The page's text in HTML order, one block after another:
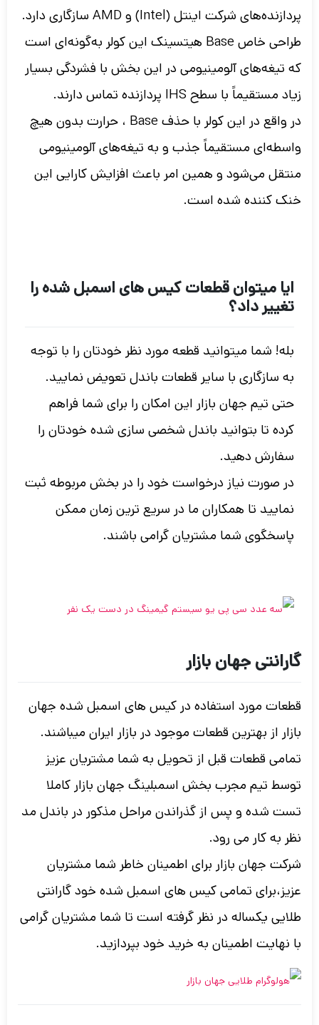
پردازنده‌های شرکت اینتل (Intel) و AMD سازگاری دارد.
طراحی خاص Base هیتسینک این کولر به‌گونه‌ای است
که تیغه‌های آلومینیومی در این بخش با فشردگی بسیار
زیاد مستقیماً با سطح IHS پردازنده تماس دارند.
در واقع در این کولر با حذف Base ، حرارت بدون هیچ
واسطه‌ای مستقیماً جذب و به تیغه‌های آلومینیومی
منتقل می‌شود و همین امر باعث افزایش کارایی این
خنک کننده شده است.
ایا میتوان قطعات کیس های اسمبل شده را
تغییر داد؟
بله! شما میتوانید قطعه مورد نظر خودتان را با توجه
به سازگاری با سایر قطعات باندل تعویض نمایید.
حتی تیم جهان بازار این امکان را برای شما فراهم
کرده تا بتوانید باندل شخصی سازی شده خودتان را
سفارش دهید.
در صورت نیاز درخواست خود را در بخش مربوطه ثبت
نمایید تا همکاران ما در سریع ترین زمان ممکن
پاسخگوی شما مشتریان گرامی باشند.
گارانتی جهان بازار
قطعات مورد استفاده در کیس های اسمبل شده جهان
بازار از بهترین قطعات موجود در بازار ایران میباشند.
تمامی قطعات قبل از تحویل به شما مشتریان عزیز
توسط تیم مجرب بخش اسمبلینگ جهان بازار کاملا
تست شده و پس از گذراندن مراحل مذکور در باندل مد
نظر به کار می رود.
شرکت جهان بازار برای اطمینان خاطر شما مشتریان
عزیز،برای تمامی کیس های اسمبل شده خود گارانتی
طلایی یکساله در نظر گرفته است تا شما مشتریان گرامی
با نهایت اطمینان به خرید خود بپردازید.